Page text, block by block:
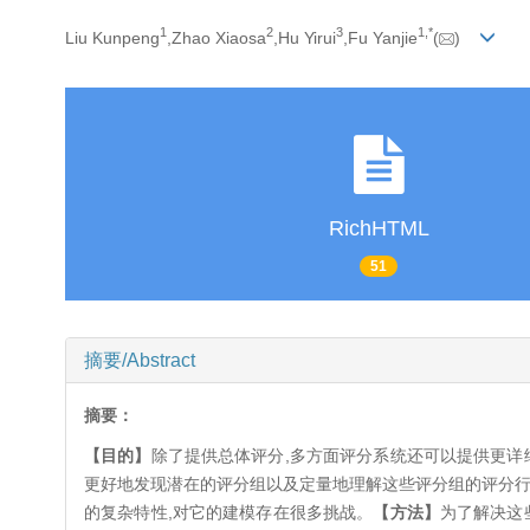
Liu Kunpeng1 ,Zhao Xiaosa2 ,Hu Yirui3 ,Fu Yanjie1, *( )
RichHTML
51
摘要/Abstract
摘要：
【目的】
除了提供总体评分,多方面评分系统还可以提供更
更好地发现潜在的评分组以及定量地理解这些评分组的评分
的复杂特性,对它的建模存在很多挑战。
【方法】 为了解决这